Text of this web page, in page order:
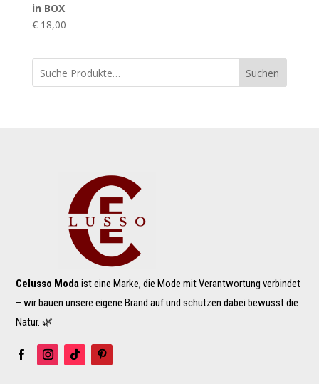
in BOX
€18,00
Suchen
Celusso Modaist eine Marke, die Mode mit Verantwortung verbindet
– wir bauen unsere eigene Brand auf und schützen dabei bewusst die
Natur. 🌿